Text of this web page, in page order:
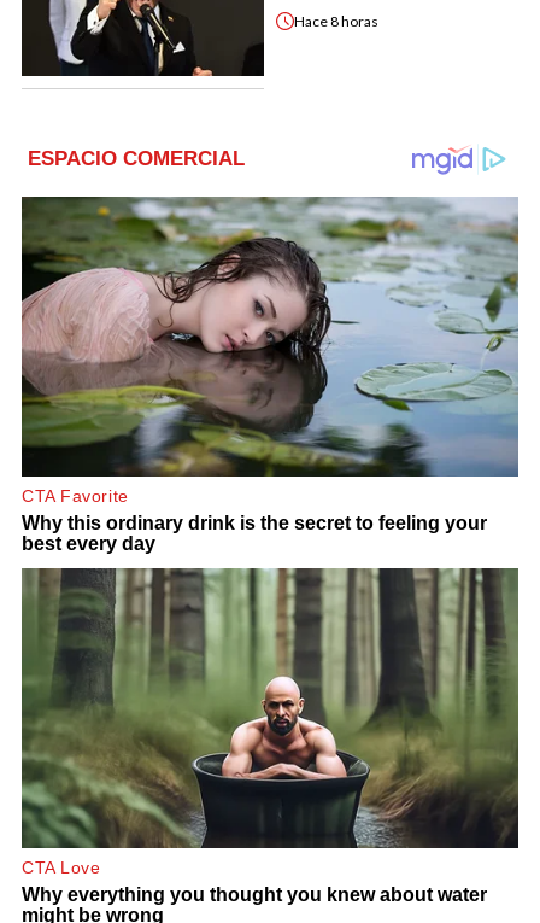
Hace8 horas